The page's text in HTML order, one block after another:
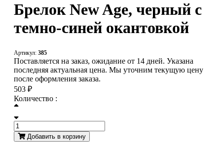
Брелок New Age, черный с
темно-синей окантовкой
Артикул: 385
Поставляется на заказ, ожидание от 14 дней. Указана
последняя актуальная цена. Мы уточним текущую цену
после оформления заказа.
503 ₽
Количество :
Добавить в корзину